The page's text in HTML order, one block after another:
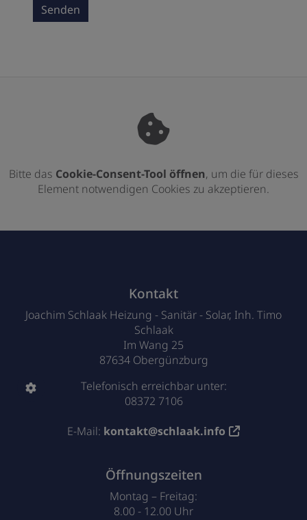
Senden
Bitte das Cookie-Consent-Tool öffnen, um die für dieses
Element notwendigen Cookies zu akzeptieren.
Kontakt
Joachim Schlaak Heizung - Sanitär - Solar, Inh. Timo
Schlaak
Im Wang 25
87634 Obergünzburg
Telefonisch erreichbar unter:
08372 7106
E-Mail: kontakt@schlaak.info
Öffnungszeiten
Montag – Freitag:
8.00 - 12.00 Uhr